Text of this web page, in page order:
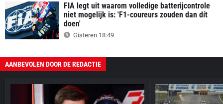
FIA legt uit waarom volledige batterijcontrole
niet mogelijk is: 'F1-coureurs zouden dan dít
doen'
Gisteren 18:49
AANBEVOLEN DOOR DE REDACTIE